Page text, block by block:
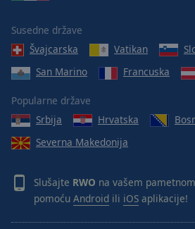
Susedne države
Švajcarska
Vatikan
San Marino
Francuska
Popularne države
Srbija
Hrvatska
Severna Makedonija
Slušajte RWO na vašem
pomoću Android ili iOS aplikacije!